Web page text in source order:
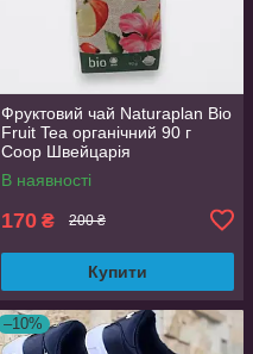
Фруктовий чай Naturaplan Bio
Fruit Tea органічний 90 г
Coop Швейцарія
В наявності
170 ₴ 200 ₴
Купити
–10%